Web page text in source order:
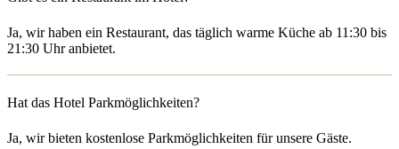
Ja, wir haben ein Restaurant, das täglich warme Küche ab 11:30 bis
21:30 Uhr anbietet.
Hat das Hotel Parkmöglichkeiten?
Ja, wir bieten kostenlose Parkmöglichkeiten für unsere Gäste.